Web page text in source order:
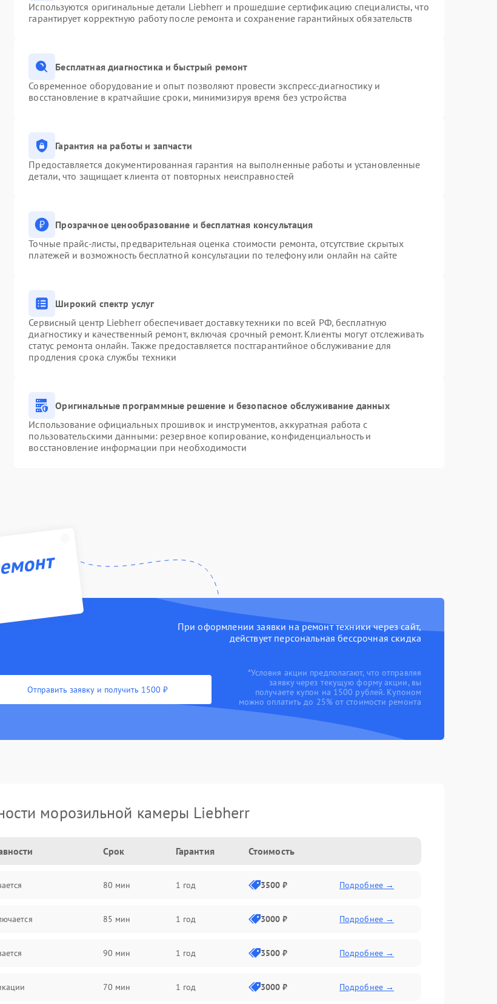
Используются оригинальные детали Liebherr и прошедшие сертификацию специалисты, что
гарантирует корректную работу после ремонта и сохранение гарантийных обязательств
Бесплатная диагностика и быстрый ремонт
Современное оборудование и опыт позволяют провести экспресс-диагностику и
восстановление в кратчайшие сроки, минимизируя время без устройства
Гарантия на работы и запчасти
Предоставляется документированная гарантия на выполненные работы и установленные
детали, что защищает клиента от повторных неисправностей
Прозрачное ценообразование и бесплатная консультация
Точные прайс-листы, предварительная оценка стоимости ремонта, отсутствие скрытых
платежей и возможность бесплатной консультации по телефону или онлайн на сайте
Широкий спектр услуг
Сервисный центр Liebherr обеспечивает доставку техники по всей РФ, бесплатную
диагностику и качественный ремонт, включая срочный ремонт. Клиенты могут отслеживать
статус ремонта онлайн. Также предоставляется постгарантийное обслуживание для
продления срока службы техники
Оригинальные программные решение и безопасное обслуживание данных
Использование официальных прошивок и инструментов, аккуратная работа с
пользовательскими данными: резервное копирование, конфиденциальность и
восстановление информации при необходимости
При оформлении заявки на ремонт техники через сайт,
действует персональная бессрочная скидка
Отправить заявку и получить 1500 ₽
*Условия акции предполагают, что отправляя
заявку через текущую форму акции, вы
получаете купон на 1500 рублей. Купоном
можно оплатить до 25% от стоимости ремонта
морозильной камеры Liebherr
Срок Гарантия Стоимость
80 мин 1 год 3500 ₽ Подробнее →
85 мин 1 год 3000 ₽ Подробнее →
90 мин 1 год 3500 ₽ Подробнее →
70 мин 1 год 3000 ₽ Подробнее →